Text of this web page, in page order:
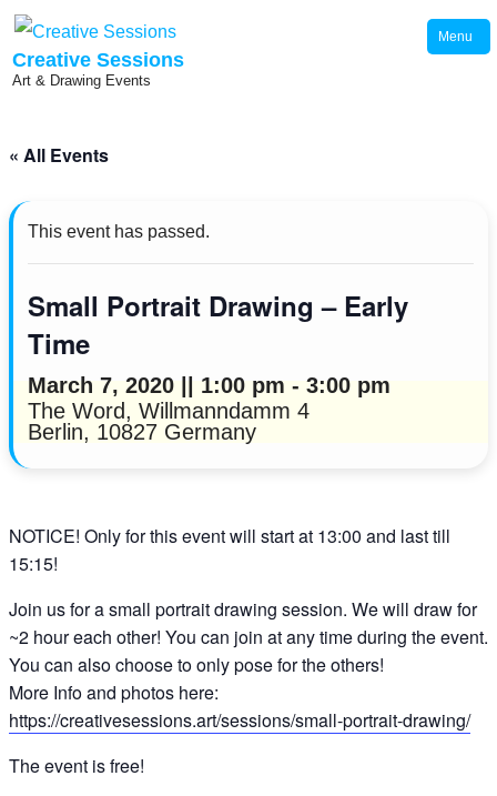
Skip
content
Creative Sessions
Art & Drawing Events
Menu
« All Events
This event has passed.
Small Portrait Drawing – Early
Time
March 7, 2020 || 1:00 pm - 3:00 pm
The Word, Willmanndamm 4
Berlin, 10827 Germany
NOTICE! Only for this event will start at 13:00 and last till
15:15!
Join us for a small portrait drawing session. We will draw for
~2 hour each other! You can join at any time during the event.
You can also choose to only pose for the others!
More Info and photos here:
https://creativesessions.art/sessions/small-portrait-drawing/
The event is free!